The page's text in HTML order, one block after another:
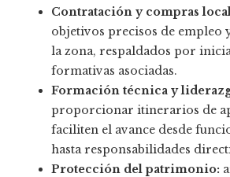
Contratación y compras
objetivos precisos de empleo
la zona, respaldados por
formativas asociadas.
Formación técnica y
proporcionar itinerarios de
faciliten el avance desde
hasta responsabilidades
Protección del patrimonio: